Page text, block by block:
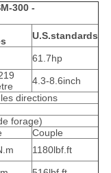
300 -
U.S.standards
61.7hp
4.3-8.6inch
directions
forage)
Couple
1180lbf.ft